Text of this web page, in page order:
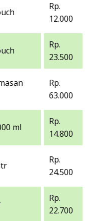
Rp.
12.000
Rp.
23.500
Rp.
63.000
ml
Rp.
14.800
Rp.
24.500
Rp.
22.700